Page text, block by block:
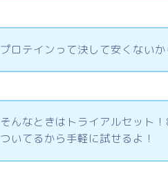
プロテインって決して安くない
そんなときはトライアルセット
ついてるから手軽に試せるよ！